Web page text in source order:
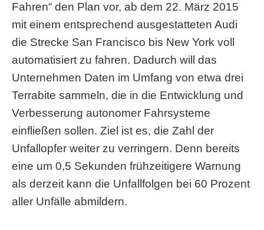
Fahren“ den Plan vor, ab dem 22. März 2015
mit einem entsprechend ausgestatteten Audi
die Strecke San Francisco bis New York voll
automatisiert zu fahren. Dadurch will das
Unternehmen Daten im Umfang von etwa drei
Terrabite sammeln, die in die Entwicklung und
Verbesserung autonomer Fahrsysteme
einfließen sollen. Ziel ist es, die Zahl der
Unfallopfer weiter zu verringern. Denn bereits
eine um 0,5 Sekunden frühzeitigere Warnung
als derzeit kann die Unfallfolgen bei 60 Prozent
aller Unfälle abmildern.